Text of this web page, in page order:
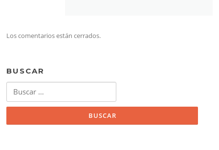
Los comentarios están cerrados.
BUSCAR